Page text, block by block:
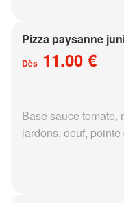
Pizza paysanne
Dès 11.00 €
Base sauce tomate,
lardons, oeuf, pointe